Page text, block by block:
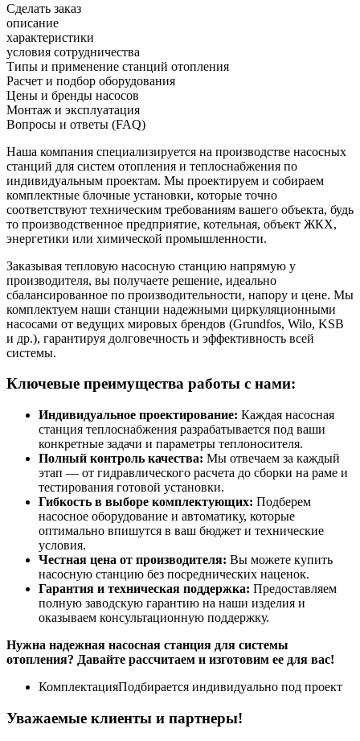
Сделать заказ
описание
характеристики
условия сотрудничества
Типы и применение станций отопления
Расчет и подбор оборудования
Цены и бренды насосов
Монтаж и эксплуатация
Вопросы и ответы (FAQ)
Наша компания специализируется на производстве насосных
станций для систем отопления и теплоснабжения по
индивидуальным проектам. Мы проектируем и собираем
комплектные блочные установки, которые точно
соответствуют техническим требованиям вашего объекта, будь
то производственное предприятие, котельная, объект ЖКХ,
энергетики или химической промышленности.
Заказывая тепловую насосную станцию напрямую у
производителя, вы получаете решение, идеально
сбалансированное по производительности, напору и цене. Мы
комплектуем наши станции надежными циркуляционными
насосами от ведущих мировых брендов (Grundfos, Wilo, KSB
и др.), гарантируя долговечность и эффективность всей
системы.
Ключевые преимущества работы с нами:
Индивидуальное проектирование: Каждая насосная
станция теплоснабжения разрабатывается под ваши
конкретные задачи и параметры теплоносителя.
Полный контроль качества: Мы отвечаем за каждый
этап — от гидравлического расчета до сборки на раме и
тестирования готовой установки.
Гибкость в выборе комплектующих: Подберем
насосное оборудование и автоматику, которые
оптимально впишутся в ваш бюджет и технические
условия.
Честная цена от производителя: Вы можете купить
насосную станцию без посреднических наценок.
Гарантия и техническая поддержка: Предоставляем
полную заводскую гарантию на наши изделия и
оказываем консультационную поддержку.
Нужна надежная насосная станция для системы
отопления? Давайте рассчитаем и изготовим ее для вас!
КомплектацияПодбирается индивидуально под проект
Уважаемые клиенты и партнеры!